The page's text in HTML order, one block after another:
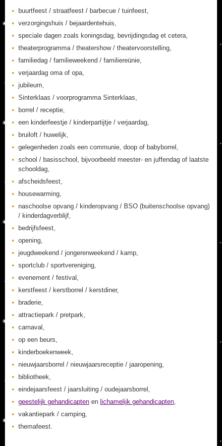
buurtfeest / straatfeest / barbecue / tuinfeest,
verzorgingshuis / bejaardentehuis,
speciale dagen zoals koningsdag, bevrijdingsdag et cetera,
theaterprogramma / theatershow / theatervoorstelling,
familiedag / familieweekend / familiereünie,
verjaardag oma of opa,
jubileum,
Sinterklaas / voorprogramma Sinterklaas,
borrel / receptie,
een kinderfeestje / kinderpartijtje / verjaardag,
bruiloft / huwelijk,
gelegenheden zoals een communie, doop of babyborrel,
school / basisschool, bijvoorbeeld meester- en juffendag of laatste
schooldag,
afscheidsfeest,
housewarming,
naschoolse opvang / kinderopvang / BSO (buitenschoolse opvang)
/ kinderdagverblijf,
bedrijfsfeest,
opening,
jeugdweekend / jongerenweekend / kamp,
sportclub / sportvereniging,
evenement / festival,
kerstfeest / kerstborrel / kerstdiner,
braderie,
attractiepark / pretpark,
carnaval,
op een beurs,
kinderboekenweek,
nieuwjaarsborrel / nieuwjaarsreceptie / jaaropening,
bibliotheek,
eindejaarsfeest / jaarsluiting / oudejaarsborrel,
geestelijk gehandicapten en lichamelijk gehandicapten,
vakantiepark / camping,
themafeest.